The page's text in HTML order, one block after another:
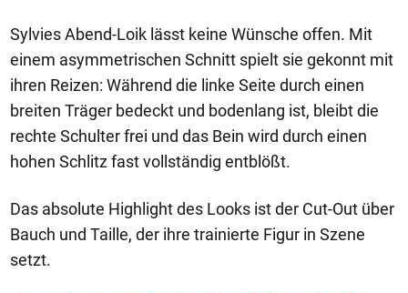
Sylvies Abend-Loik lässt keine Wünsche offen. Mit
einem asymmetrischen Schnitt spielt sie gekonnt mit
ihren Reizen: Während die linke Seite durch einen
breiten Träger bedeckt und bodenlang ist, bleibt die
rechte Schulter frei und das Bein wird durch einen
hohen Schlitz fast vollständig entblößt.
Das absolute Highlight des Looks ist der Cut-Out über
Bauch und Taille, der ihre trainierte Figur in Szene
setzt.